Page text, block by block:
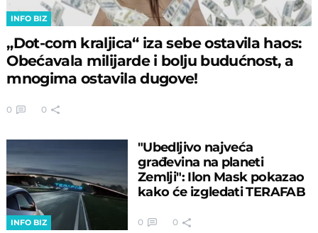
INFO BIZ
„Dot-com kraljica“ iza sebe ostavila haos:
Obećavala milijarde i bolju budućnost, a
mnogima ostavila dugove!
0 0
INFO BIZ
"Ubedljivo najveća
građevina na planeti
Zemlji": Ilon Mask pokazao
kako će izgledati TERAFAB
0 0